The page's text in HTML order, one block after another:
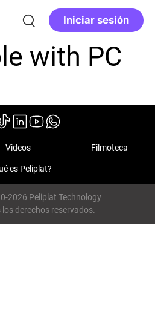
Iniciar sesión
with PC
Videos Filmoteca
es Peliplat?
2026 Peliplat Technology
los derechos reservados.